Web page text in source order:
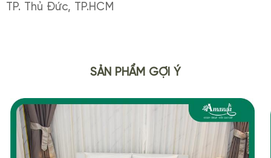
TP. Thủ Đức, TP.HCM
SẢN PHẨM GỢI Ý